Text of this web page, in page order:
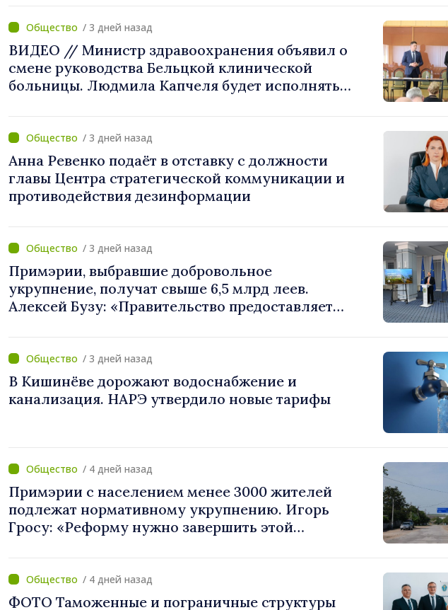
/ 3 дней назад
ВИДЕО // Министр здравоохранения объявил о
смене руководства Бельцкой клинической
больницы. Людмила Капчеля будет исполнять
/ 3 дней назад
Анна Ревенко подаёт в отставку с должности
главы Центра стратегической коммуникации и
противодействия дезинформации
/ 3 дней назад
Примэрии, выбравшие добровольное
укрупнение, получат свыше 6,5 млрд леев.
Алексей Бузу: «Правительство предоставляет
инвестиционный пакет»
/ 3 дней назад
В Кишинёве дорожают водоснабжение и
канализация. НАРЭ утвердило новые тарифы
/ 4 дней назад
Примэрии с населением менее 3000 жителей
подлежат нормативному укрупнению. Игорь
Гросу: «Реформу нужно завершить этой
/ 4 дней назад
ФОТО Таможенные и пограничные структуры